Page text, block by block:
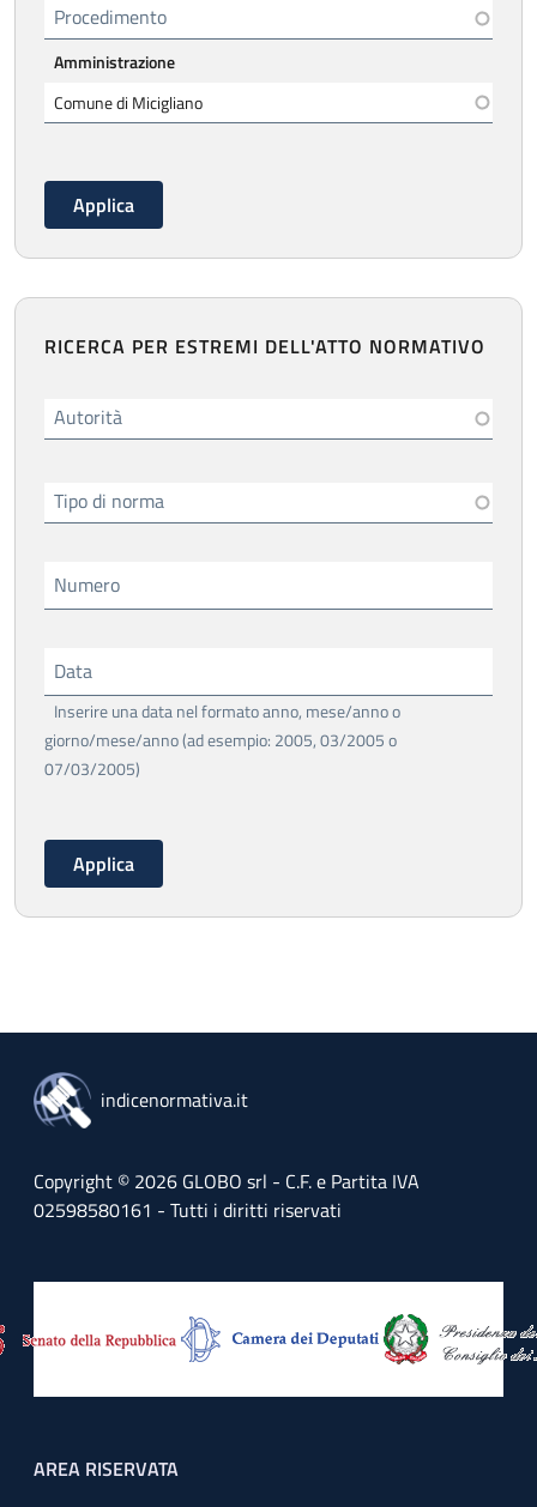
Procedimento
Amministrazione
RICERCA PER ESTREMI DELL'ATTO NORMATIVO
Autorità
Tipo di norma
Numero
Data
Inserire una data nel formato anno, mese/anno o
giorno/mese/anno (ad esempio: 2005, 03/2005 o
07/03/2005)
indicenormativa.it
Copyright © 2026 GLOBO srl - C.F. e Partita IVA
02598580161 - Tutti i diritti riservati
Footer menu
AREA RISERVATA